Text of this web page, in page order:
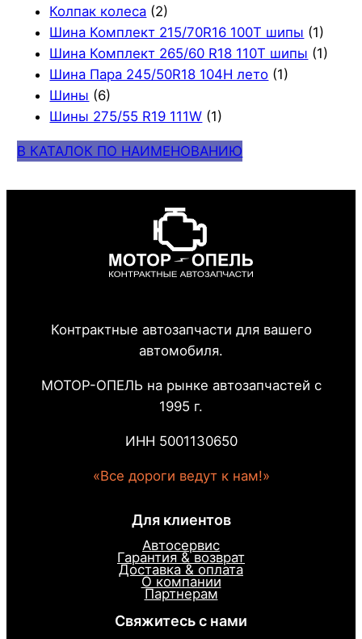
Колпак колеса (2)
Шина Комплект 215/70R16 100T шипы (1)
Шина Комплект 265/60 R18 110T шипы (1)
Шина Пара 245/50R18 104H лето (1)
Шины (6)
Шины 275/55 R19 111W (1)
В КАТАЛОК ПО НАИМЕНОВАНИЮ
Контрактные автозапчасти для вашего
автомобиля.
МОТОР-ОПЕЛЬ на рынке автозапчастей с
1995 г.
ИНН 5001130650
«Все дороги ведут к нам!»
Для клиентов
Автосервис
Гарантия & возврат
Доставка & оплата
О компании
Партнерам
Свяжитесь с нами